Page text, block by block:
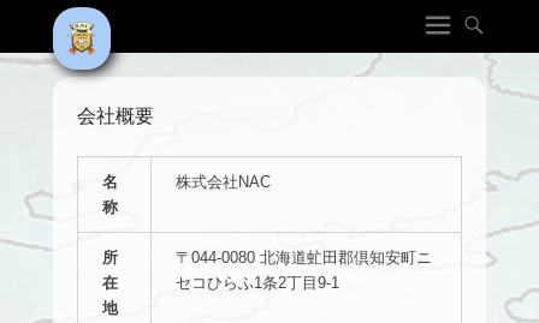
会社概要
名
称
株式会社NAC
所
在
地
〒044-0080 北海道虻田郡倶知安町ニ
セコひらふ1条2丁目9-1